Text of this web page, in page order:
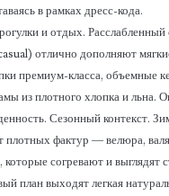
в рамках дресс-кода.
и отдых. Расслабленный
отлично дополняют
премиум-класса, объемные
из плотного хлопка и льна.
Сезонный контекст.
плотных фактур — велюра,
согревают и выглядят
план выходят легкая